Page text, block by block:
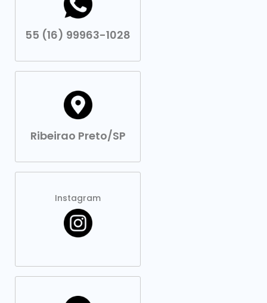
55 (16) 99963-1028
Ribeirao Preto/SP
Instagram